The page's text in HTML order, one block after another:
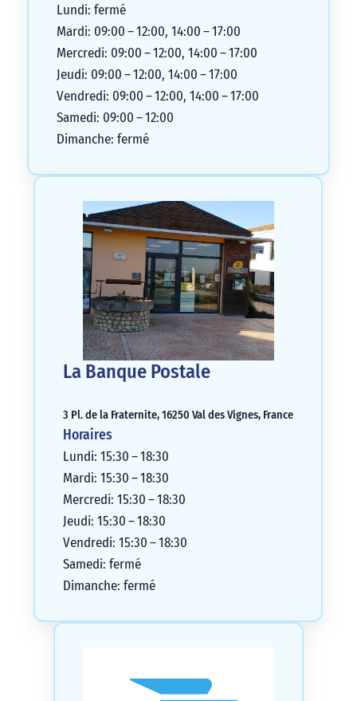
Lundi: fermé
Mardi: 09:00 – 12:00, 14:00 – 17:00
Mercredi: 09:00 – 12:00, 14:00 – 17:00
Jeudi: 09:00 – 12:00, 14:00 – 17:00
Vendredi: 09:00 – 12:00, 14:00 – 17:00
Samedi: 09:00 – 12:00
Dimanche: fermé
La Banque Postale
3 Pl. de la Fraternite, 16250 Val des Vignes, France
Horaires
Lundi: 15:30 – 18:30
Mardi: 15:30 – 18:30
Mercredi: 15:30 – 18:30
Jeudi: 15:30 – 18:30
Vendredi: 15:30 – 18:30
Samedi: fermé
Dimanche: fermé